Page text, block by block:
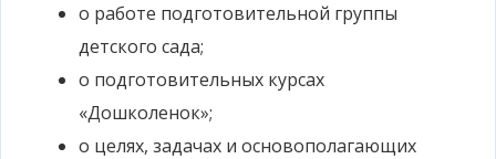
о работе подготовительной группы
детского сада;
о подготовительных курсах
«Дошколенок»;
о целях, задачах и основополагающих